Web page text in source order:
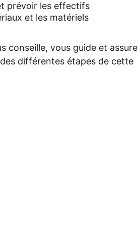
prévoir les effectifs
et les matériels
conseille, vous guide et assure
différentes étapes de cette